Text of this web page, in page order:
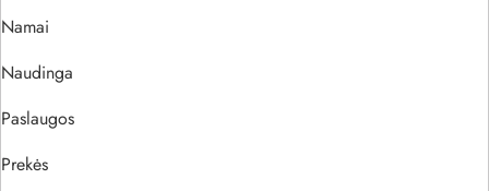
Namai
Naudinga
Paslaugos
Prekės